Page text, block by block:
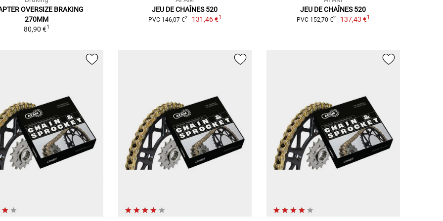
OVERSIZE BRAKING
270MM
80,90 €1
JEU DE CHAÎNES 520
PVC 146,07 €2 131,46 €1
JEU DE CHAÎNES 520
PVC 152,70 €2 137,43 €1